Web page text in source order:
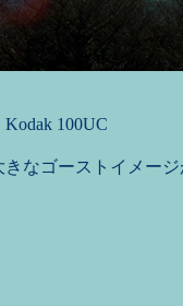
Kodak 100UC
なゴーストイメー